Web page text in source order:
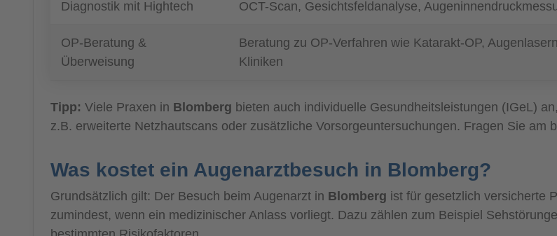
Diagnostik mit Hightech OCT-Scan, Gesichtsfeldanalyse,
OP-Beratung &
Überweisung
Beratung zu OP-Verfahren wie Katarakt-OP,
Kliniken
Tipp: Viele Praxen in Blomberg bieten auch individuelle Gesundheitsleistungen (IGeL)
z.B. erweiterte Netzhautscans oder zusätzliche Vorsorgeuntersuchungen. Fragen Sie am
Was kostet ein Augenarztbesuch in Blomberg?
Grundsätzlich gilt: Der Besuch beim Augenarzt in Blomberg ist für gesetzlich versicherte
zumindest, wenn ein medizinischer Anlass vorliegt. Dazu zählen zum Beispiel